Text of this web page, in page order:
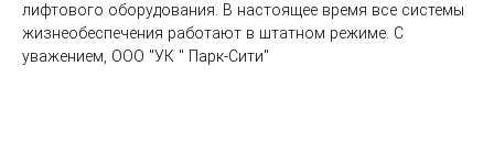
лифтового оборудования. В настоящее время все системы
жизнеобеспечения работают в штатном режиме. С
уважением, ООО "УК " Парк-Сити"